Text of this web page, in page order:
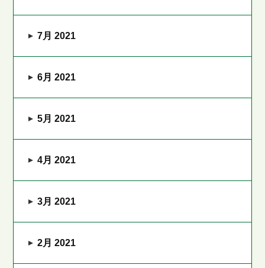
7月 2021
6月 2021
5月 2021
4月 2021
3月 2021
2月 2021